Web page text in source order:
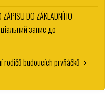
DO ZÁKLADNÍHO
запис до
rodičů budoucích prvňáčků